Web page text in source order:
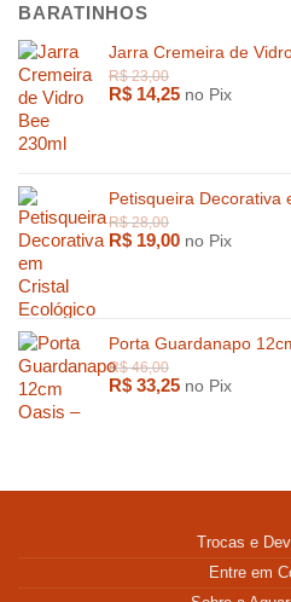
BARATINHOS
Jarra Cremeira de
R$ 14,25 no Pix
Petisqueira Decorativa
R$ 19,00 no Pix
Porta Guardanapo
R$ 33,25 no Pix
Trocas e
Entre em